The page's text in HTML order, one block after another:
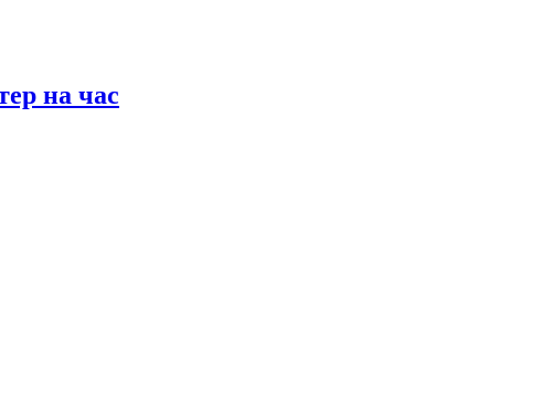
на час